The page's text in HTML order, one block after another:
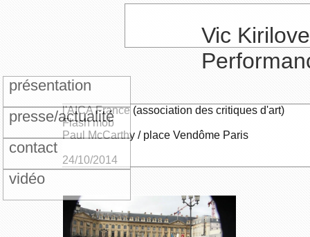
présentation
presse/actualité
contact
vidéo
Vic
l'AICA France (association des critiques d'art)
Flash mob
Paul McCarthy / place Vendôme Paris
24/10/2014